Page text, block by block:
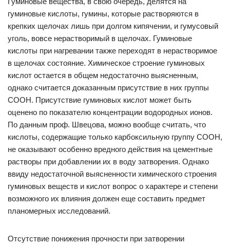
гуминовые кислоты, гумины, которые растворяются в
крепких щелочах лишь при долгом кипячении, и гумусовый
уголь, вовсе нерастворимый в щелочах. Гуминовые
кислоты при нагревании также переходят в нерастворимое
в щелочах состояние. Химическое строение гуминовых
кислот остается в общем недостаточно выясненным,
однако считается доказанным присутствие в них группы
СООН. Присутствие гуминовых кислот может быть
оценено по показателю концентрации водородных ионов.
По данным проф. Швецова, можно вообще считать, что
кислоты, содержащие только карбоксильную группу СООН,
не оказывают особенно вредного действия на цементные
растворы при добавлении их в воду затворения. Однако
ввиду недостаточной выясненности химического строения
гуминовых веществ и кислот вопрос о характере и степени
возможного их влияния должен еще составить предмет
планомерных исследований.
Отсутствие понижения прочности при затворении